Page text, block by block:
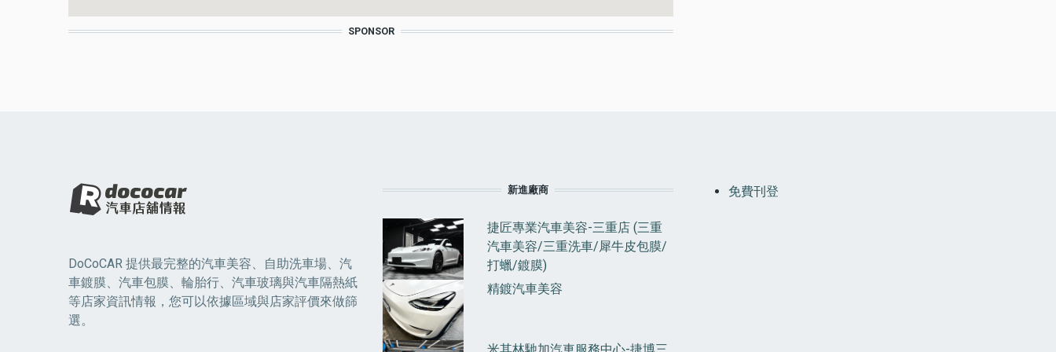
SPONSOR
DoCoCAR 提供最完整的汽車美容、自助洗車場、汽
車鍍膜、汽車包膜、輪胎行、汽車玻璃與汽車隔熱紙
等店家資訊情報，您可以依據區域與店家評價來做篩
選。
新進廠商
捷匠專業汽車美容-三重店 (三重
汽車美容/三重洗車/犀牛皮包膜/
打蠟/鍍膜)
精鍍汽車美容
MENU免費刊登